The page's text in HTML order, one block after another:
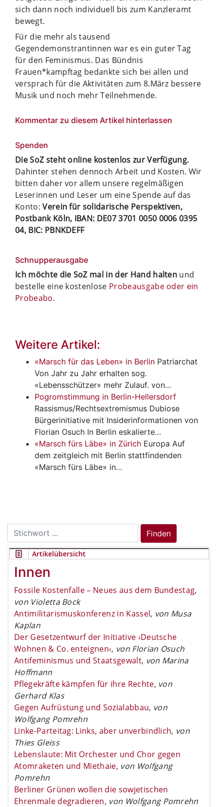
sich dann noch individuell bis zum Kanzleramt
bewegt.
Für die mehr als tausend
Gegendemonstrantinnen war es ein guter Tag
für den Feminismus. Das Bündnis
Frauen*kampftag bedankte sich bei allen und
versprach für die Aktivitäten zum 8.März bessere
Musik und noch mehr Teilnehmende.
Kommentar zu diesem Artikel hinterlassen
Spenden
Die SoZ steht online kostenlos zur Verfügung.
Dahinter stehen dennoch Arbeit und Kosten. Wir
bitten daher vor allem unsere regelmäßigen
Leserinnen und Leser um eine Spende auf das
Konto:Verein für solidarische Perspektiven,
Postbank Köln, IBAN: DE07 3701 0050 0006 0395
04, BIC: PBNKDEFF
Schnupperausgabe
Ich möchte die SoZ mal in der Hand halten und
bestelle eine kostenlose Probeausgabe oder ein
Probeabo.
Weitere Artikel:
«Marsch für das Leben» in Berlin Patriarchat
Von Jahr zu Jahr erhalten sog.
«Lebensschützer» mehr Zulauf. von…
Pogromstimmung in Berlin-Hellersdorf
Rassismus/Rechtsextremismus Dubiose
Bürgerinitiative mit Insiderinformationen von
Florian Osuch In Berlin eskalierte…
«Marsch fürs Läbe» in Zürich Europa Auf
dem zeitgleich mit Berlin stattfindenden
«Marsch fürs Läbe» in…
Search
for:
Finden
Artikelübersicht
Innen
Fossile Kostenfalle – Neues aus dem Bundestag,
von Violetta Bock
Antimilitarismuskonferenz in Kassel, von Musa
Kaplan
Der Gesetzentwurf der Initiative ›Deutsche
Wohnen & Co. enteignen‹, von Florian Osuch
Antifeminismus und Staatsgewalt, von Marina
Hoffmann
Pflegekräfte kämpfen für ihre Rechte, von
Gerhard Klas
Gegen Aufrüstung und Sozialabbau, von
Wolfgang Pomrehn
Linke-Parteitag: Links, aber unverbindlich, von
Thies Gleiss
Lebenslaute: Mit Orchester und Chor gegen
Atomraketen und Miethaie, von Wolfgang
Pomrehn
Berliner Grünen wollen die sowjetischen
Ehrenmale degradieren, von Wolfgang Pomrehn